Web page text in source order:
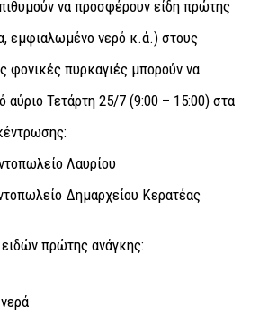
να προσφέρουν είδη πρώτης
εμφιαλωμένο νερό κ.ά.) στους
φονικές πυρκαγιές μπορούν να
αύριο Τετάρτη 25/7 (9:00 – 15:00) στα
Λαυρίου
Δημαρχείου Κερατέας
πρώτης ανάγκης: